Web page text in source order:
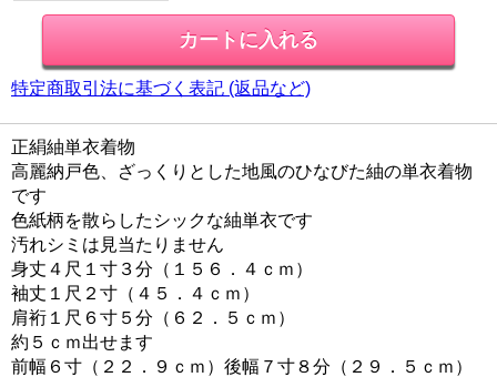
特定商取引法に基づく表記 (返品など)
正絹紬単衣着物
高麗納戸色、ざっくりとした地風のひなびた紬の単衣着物
です
色紙柄を散らしたシックな紬単衣です
汚れシミは見当たりません
身丈４尺１寸３分（１５６．４ｃｍ）
袖丈１尺２寸（４５．４ｃｍ）
肩裄１尺６寸５分（６２．５ｃｍ）
約５ｃｍ出せます
前幅６寸（２２．９ｃｍ）後幅７寸８分（２９．５ｃｍ）